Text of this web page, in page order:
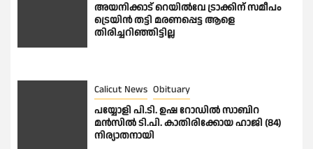
അയനിക്കാട് റെയിൽവേ ട്രാക്കിന് സമീപം
ട്രെയിൻ തട്ടി മരണപ്പെട്ട ആളെ
തിരിച്ചറിഞ്ഞിട്ടില്ല
Calicut News Obituary
പയ്യോളി പി.ടി. ഉഷ റോഡിൽ സാബിറ
മൻസിൽ ടി.പി. കാതിരിക്കോയ ഹാജി (84)
നിര്യാതനായി